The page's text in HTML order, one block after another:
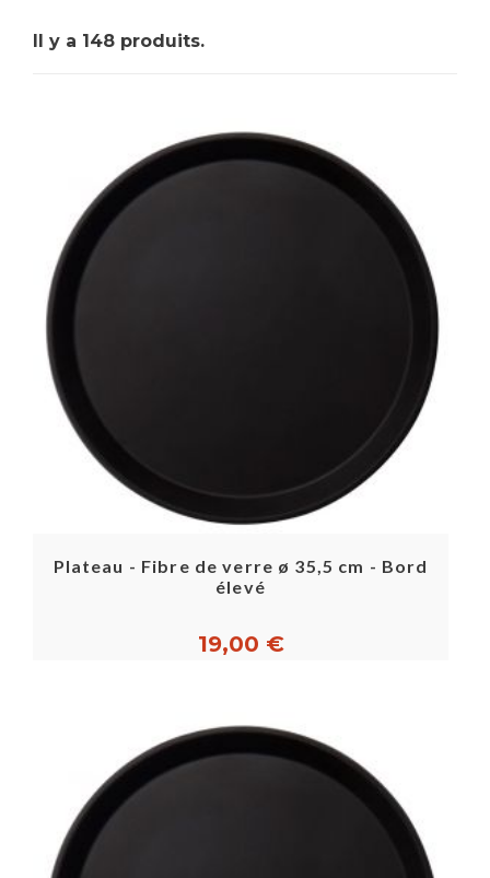
Il y a 148 produits.
Plateau - Fibre de verre ø 35,5 cm - Bord
élevé
19,00 €